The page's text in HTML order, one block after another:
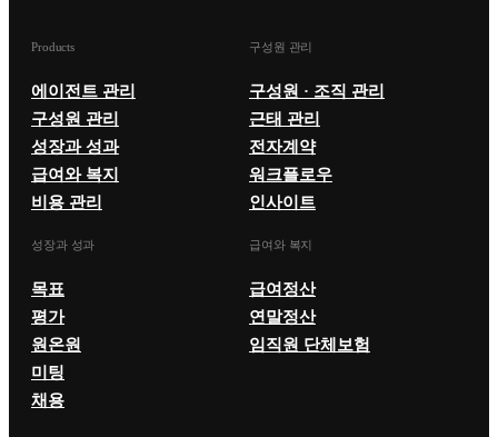
Products
에이전트 관리
구성원 관리
성장과 성과
급여와 복지
비용 관리
구성원 관리
구성원 · 조직 관리
근태 관리
전자계약
워크플로우
인사이트
성장과 성과
목표
평가
원온원
미팅
채용
급여와 복지
급여정산
연말정산
임직원 단체보험